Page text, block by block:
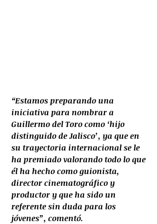
“Estamos preparando una
iniciativa para nombrar a
Guillermo del Toro como ‘hijo
distinguido de Jalisco’, ya que en
su trayectoria internacional se le
ha premiado valorando todo lo que
él ha hecho como guionista,
director cinematográfico y
productor y que ha sido un
referente sin duda para los
jóvenes”, comentó.